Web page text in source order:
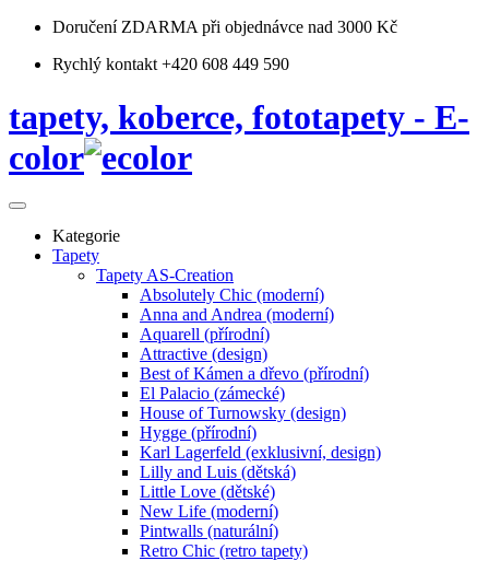
Doručení ZDARMA při objednávce nad 3000 Kč
Rychlý kontakt +420 608 449 590
tapety, koberce, fototapety - E-
color
Kategorie
Tapety
Tapety AS-Creation
Absolutely Chic (moderní)
Anna and Andrea (moderní)
Aquarell (přírodní)
Attractive (design)
Best of Kámen a dřevo (přírodní)
El Palacio (zámecké)
House of Turnowsky (design)
Hygge (přírodní)
Karl Lagerfeld (exklusivní, design)
Lilly and Luis (dětská)
Little Love (dětské)
New Life (moderní)
Pintwalls (naturální)
Retro Chic (retro tapety)